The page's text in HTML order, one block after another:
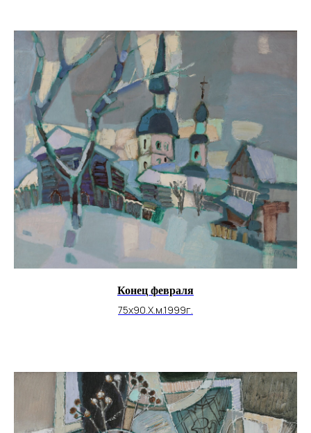
Конец февраля
75х90.Х.м.1999г.